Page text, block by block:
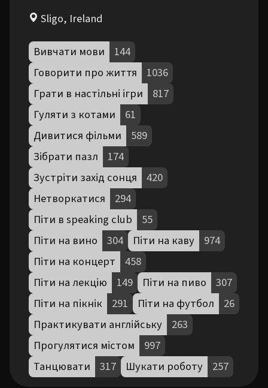
Sligo, Ireland
Вивчати мови
144
Говорити про життя
1036
Грати в настільні ігри
817
Гуляти з котами
61
Дивитися фільми
589
Зібрати пазл
174
Зустріти захід сонця
420
Нетворкатися
294
Піти в speaking club
55
Піти на вино
304 Піти на каву
974
Піти на концерт
458
Піти на лекцію
149 Піти на пиво
307
Піти на пікнік
291 Піти на футбол
26
Практикувати англійську
263
Прогулятися містом
997
Танцювати
317 Шукати роботу 257